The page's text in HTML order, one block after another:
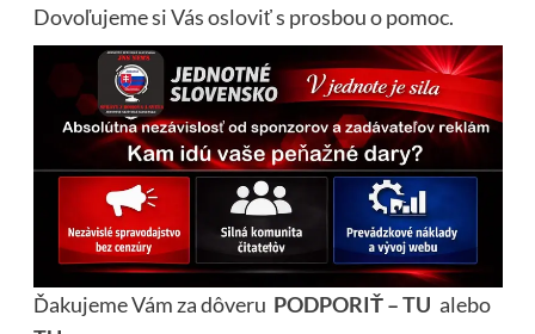
Dovoľujeme si Vás osloviť s prosbou o pomoc.
Ďakujeme Vám za dôveru PODPORIŤ – TU alebo